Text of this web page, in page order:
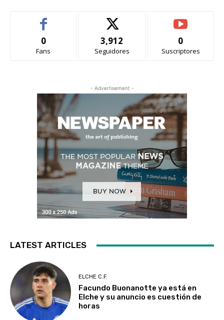
0
Fans
3,912
Seguidores
0
Suscriptores
- Advertisement -
LATEST ARTICLES
ELCHE C.F.
Facundo Buonanotte ya está en
Elche y su anuncio es cuestión de
horas